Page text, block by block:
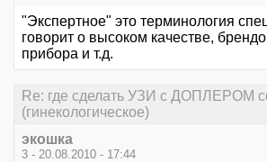
"Экспертное" это терминология
говорит о высоком качестве,
прибора и т.д.
Re: где сделать УЗИ с ДОПЛЕРОМ
(гинекологическое)
экошка
3 - 20.08.2010 - 17:44